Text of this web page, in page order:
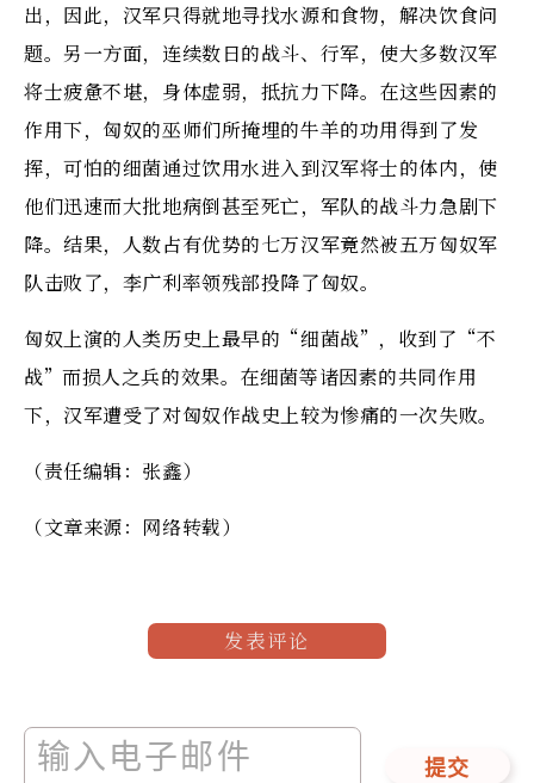
出，因此，汉军只得就地寻找水源和食物，解决饮食问
题。另一方面，连续数日的战斗、行军，使大多数汉军
将士疲惫不堪，身体虚弱，抵抗力下降。在这些因素的
作用下，匈奴的巫师们所掩埋的牛羊的功用得到了发
挥，可怕的细菌通过饮用水进入到汉军将士的体内，使
他们迅速而大批地病倒甚至死亡，军队的战斗力急剧下
降。结果，人数占有优势的七万汉军竟然被五万匈奴军
队击败了，李广利率领残部投降了匈奴。
匈奴上演的人类历史上最早的“细菌战”，收到了“不
战”而损人之兵的效果。在细菌等诸因素的共同作用
下，汉军遭受了对匈奴作战史上较为惨痛的一次失败。
（责任编辑：张鑫）
（文章来源：网络转载）
发表评论
提交